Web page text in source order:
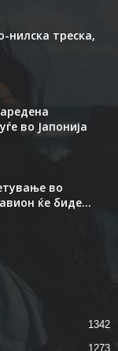
нилска треска,
во Јапонија
во
ќе биде...
1342
1273